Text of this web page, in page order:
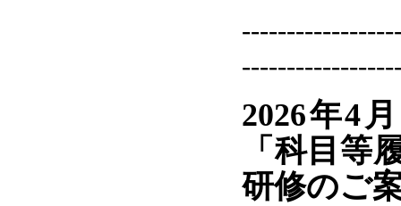
2026年4
「科目等
研修のご